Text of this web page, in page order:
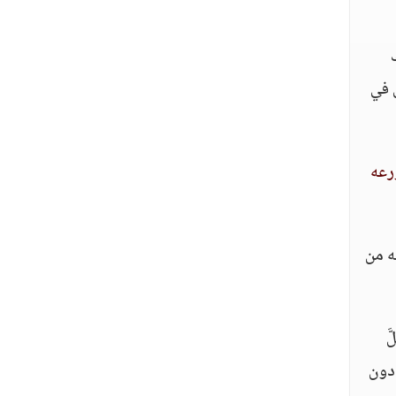
في
من